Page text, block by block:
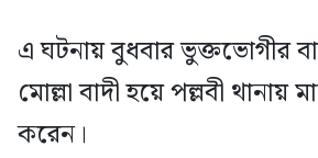
এ ঘটনায় বুধবার ভুক্তভোগীর
মোল্লা বাদী হয়ে পল্লবী থানায়
করেন।